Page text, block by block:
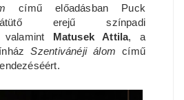
című előadásban Puck
erejű színpadi
valamint Matusek Attila, a
Szentivánéji álom című